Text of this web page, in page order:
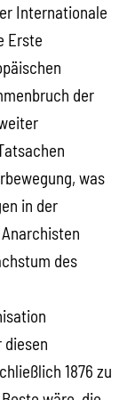
Internationale
Erste
der
was
in der
des
1876 zu